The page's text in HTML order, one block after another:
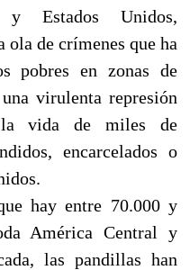
y Estados Unidos,
ola de crímenes que ha
pobres en zonas de
virulenta represión
vida de miles de
encarcelados o
hay entre 70.000 y
América Central y
las pandillas han